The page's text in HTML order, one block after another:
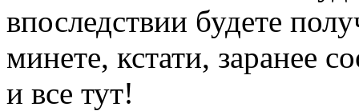
впоследствии будете
минете, кстати, заранее
и все тут!